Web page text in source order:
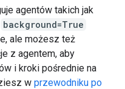
agentów takich jak
background=True
ale możesz też
z agentem, aby
i kroki pośrednie na
w przewodniku po